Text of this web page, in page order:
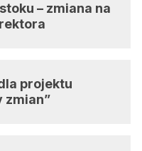
– zmiana na
projektu
zmian”